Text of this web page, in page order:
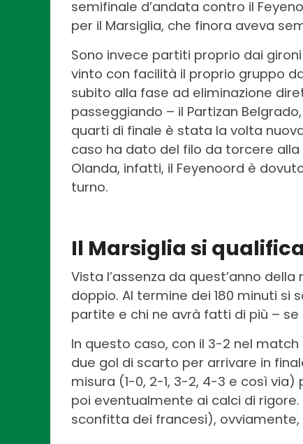
semifinale d’andata contro il
per il Marsiglia, che finora aveva
Sono invece partiti proprio dai
vinto con facilità il proprio gruppo
subito alla fase ad eliminazione
passeggiando – il Partizan
quarti di finale è stata la volta
caso ha dato del filo da torcere
Olanda, infatti, il Feyenoord è
turno.
Il Marsiglia si
Vista l’assenza da quest’anno
doppio. Al termine dei 180 minuti si
partite e chi ne avrà fatti di più –
In questo caso, con il 3-2 nel
due gol di scarto per arrivare in
misura (1-0, 2-1, 3-2, 4-3 e così
poi eventualmente ai calci di
sconfitta dei francesi),